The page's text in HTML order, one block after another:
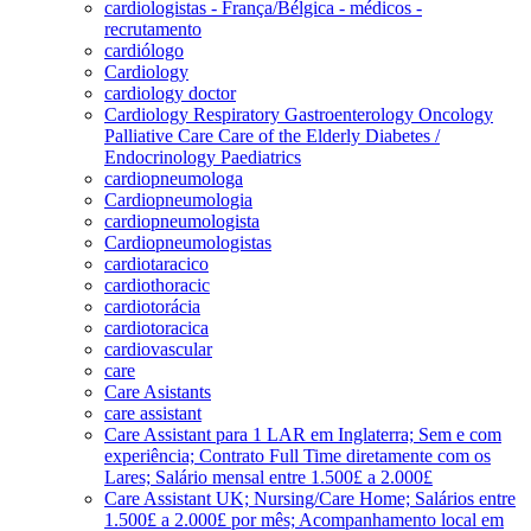
cardiologistas - França/Bélgica - médicos -
recrutamento
cardiólogo
Cardiology
cardiology doctor
Cardiology Respiratory Gastroenterology Oncology
Palliative Care Care of the Elderly Diabetes /
Endocrinology Paediatrics
cardiopneumologa
Cardiopneumologia
cardiopneumologista
Cardiopneumologistas
cardiotaracico
cardiothoracic
cardiotorácia
cardiotoracica
cardiovascular
care
Care Asistants
care assistant
Care Assistant para 1 LAR em Inglaterra; Sem e com
experiência; Contrato Full Time diretamente com os
Lares; Salário mensal entre 1.500£ a 2.000£
Care Assistant UK; Nursing/Care Home; Salários entre
1.500£ a 2.000£ por mês; Acompanhamento local em